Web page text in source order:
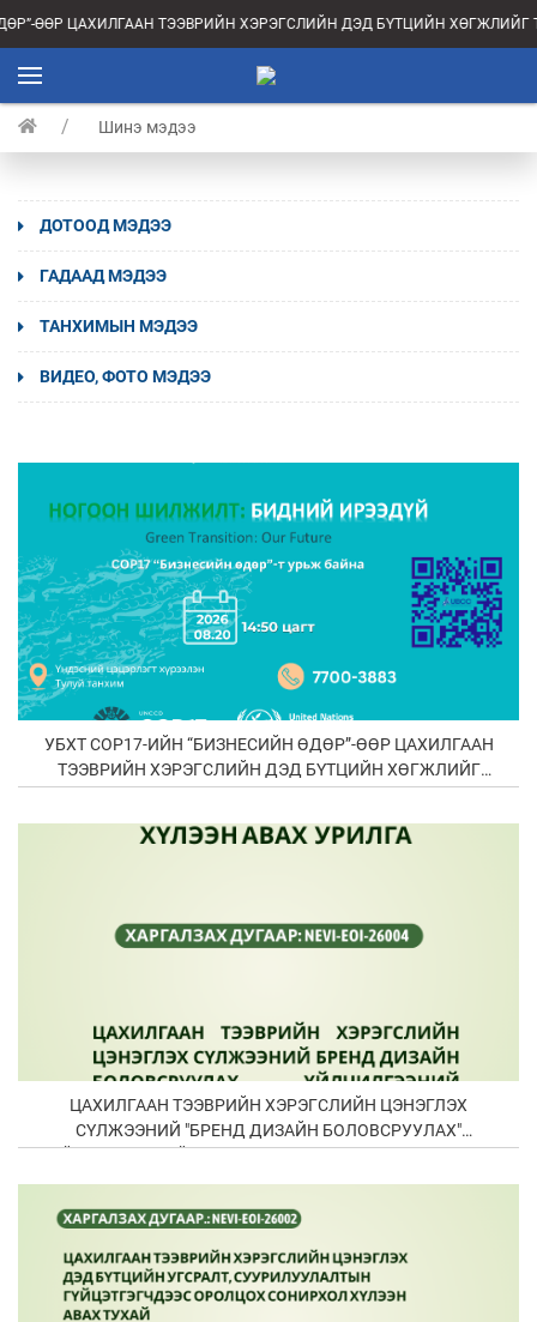
ӨӨР ЦАХИЛГААН ТЭЭВРИЙН ХЭРЭГСЛИЙН ДЭД БҮТЦИЙН ХӨГЖЛИЙГ
Шинэ мэдээ
ДОТООД МЭДЭЭ
ГАДААД МЭДЭЭ
ТАНХИМЫН МЭДЭЭ
ВИДЕО, ФОТО МЭДЭЭ
УБХТ COP17-ИЙН “БИЗНЕСИЙН ӨДӨР”-ӨӨР ЦАХИЛГААН
ТЭЭВРИЙН ХЭРЭГСЛИЙН ДЭД БҮТЦИЙН ХӨГЖЛИЙГ
ЦАХИЛГААН ТЭЭВРИЙН ХЭРЭГСЛИЙН ЦЭНЭГЛЭХ
СҮЛЖЭЭНИЙ "БРЕНД ДИЗАЙН БОЛОВСРУУЛАХ"